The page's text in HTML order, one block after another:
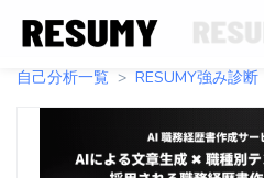
自己分析一覧 RESUMY強み診断